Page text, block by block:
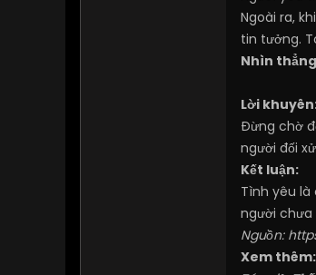
Ngoài ra,
tin tưởng.
Nhìn
Lời
Đừng chờ
người đối
Kết luận:
Tình yêu là
người chưa
Nguồn:
Xem thêm: